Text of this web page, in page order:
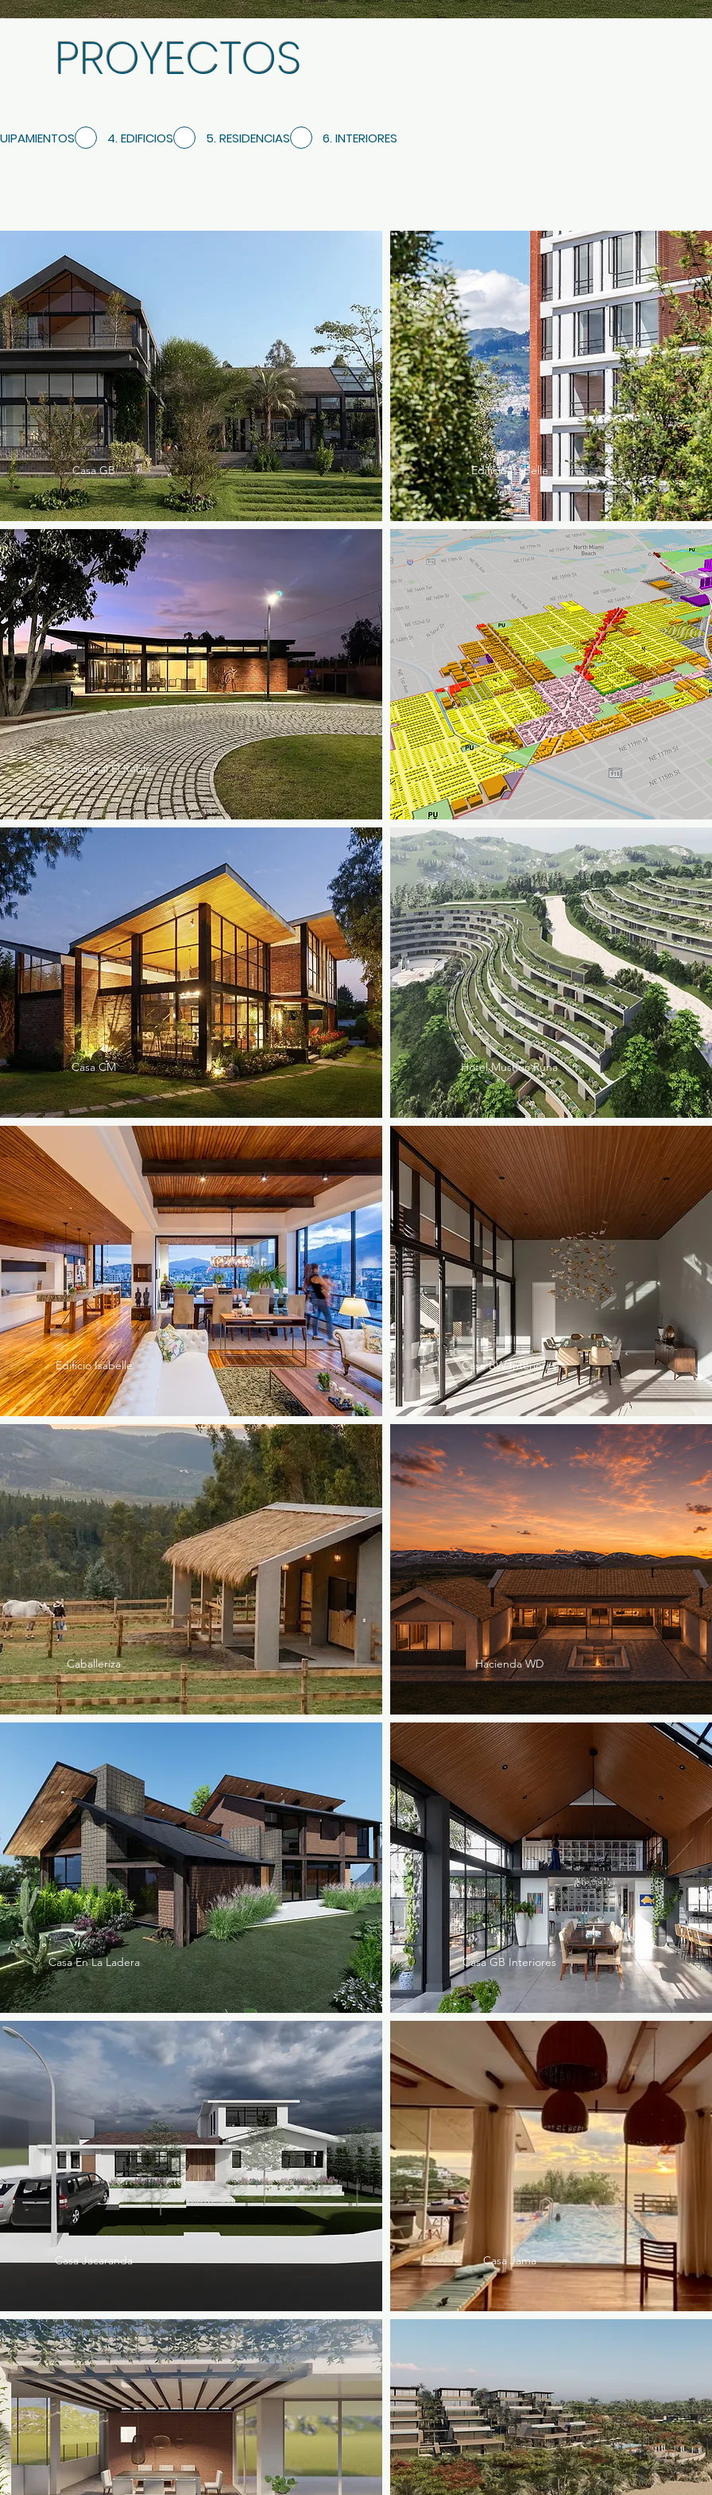
4. EDIFICIOS 5. RESIDENCIAS 6. INTERIORES
PROYECTOS
Casa GB
Casa Comunal El Roble
Casa CM
Edificio Isabelle
Caballeriza
Casa En La Ladera
Casa Jacaranda
Edificio Isabelle
Gridics
Hotel Mushuc Runa
Casa BW Interiores
Hacienda WD
Casa GB Interiores
Casa Jama